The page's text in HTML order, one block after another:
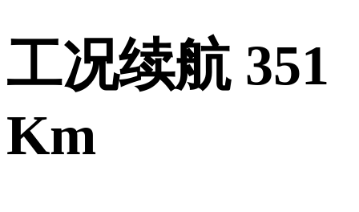
工况续航 351
Km